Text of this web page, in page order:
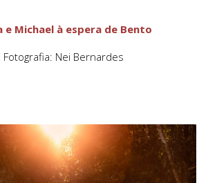
e Michael à espera de Bento
Fotografia: Nei Bernardes